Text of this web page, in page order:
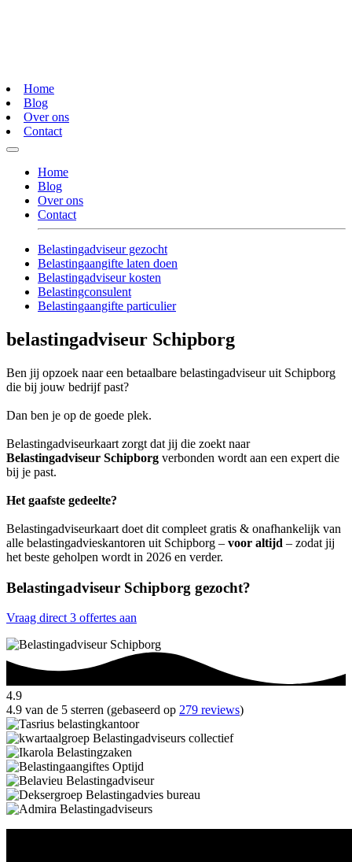
Home
Blog
Over ons
Contact
Home
Blog
Over ons
Contact
Belastingadviseur gezocht
Belastingaangifte laten doen
Belastingadviseur kosten
Belastingconsulent
Belastingaangifte particulier
belastingadviseur Schipborg
Ben jij opzoek naar een betaalbare belastingadviseur uit Schipborg
die bij jouw bedrijf past?
Dan ben je op de goede plek.
Belastingadviseurkaart zorgt dat jij die zoekt naar
Belastingadviseur Schipborg verbonden wordt aan een expert die
bij je past.
Het gaafste gedeelte?
Belastingadviseurkaart doet dit compleet gratis & onafhankelijk van
alle belastingadvieskantoren uit Schipborg – voor altijd – zodat jij
het beste geholpen wordt in 2026 en verder.
Belastingadviseur Schipborg gezocht?
Vraag direct 3 offertes aan
4.9
4.9 van de 5 sterren (gebaseerd op 279 reviews)